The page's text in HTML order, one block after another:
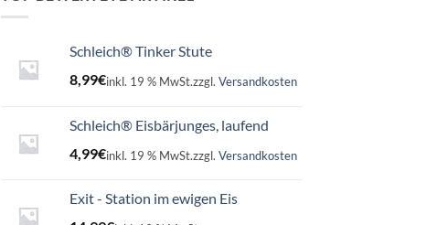
Schleich® Tinker Stute
8,99€inkl. 19 % MwSt.zzgl. Versandkosten
Schleich® Eisbärjunges, laufend
4,99€inkl. 19 % MwSt.zzgl. Versandkosten
Exit - Station im ewigen Eis